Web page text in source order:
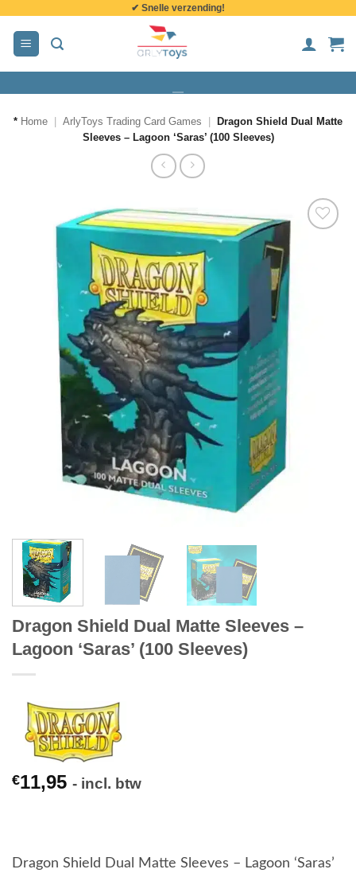
inhoud
✔ Snelle verzending!
* Home ArlyToys Trading Card Games
Dragon Shield Dual Matte
Sleeves – Lagoon ‘Saras’ (100 Sleeves)
Dragon Shield Dual Matte Sleeves –
Lagoon ‘Saras’ (100 Sleeves)
€11,95 - incl. btw
Dragon Shield Dual Matte Sleeves – Lagoon ‘Saras’